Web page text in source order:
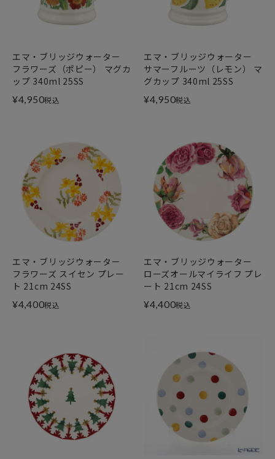
エマ・ブリッジウォーター
フラワーズ（ポピー） マグカ
ップ 340ml 25SS
¥4,950税込
エマ・ブリッジウォーター
サマーフルーツ（レモン） マ
グカップ 340ml 25SS
¥4,950税込
エマ・ブリッジウォーター
フラワーズ スイセン プレー
ト 21cm 24SS
¥4,400税込
エマ・ブリッジウォーター
ローズオールマイライフ プレ
ート 21cm 24SS
¥4,400税込